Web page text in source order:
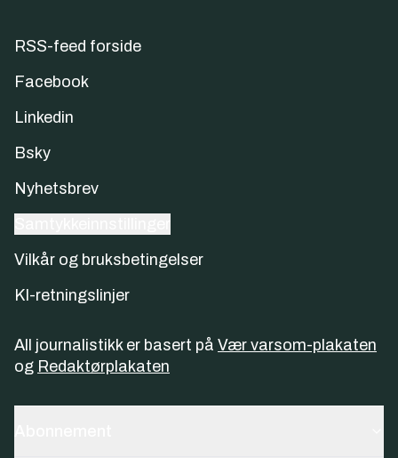
RSS-feed forside
Facebook
Linkedin
Bsky
Nyhetsbrev
Vilkår og bruksbetingelser
KI-retningslinjer
All journalistikk er basert på Vær varsom-plakaten
og Redaktørplakaten